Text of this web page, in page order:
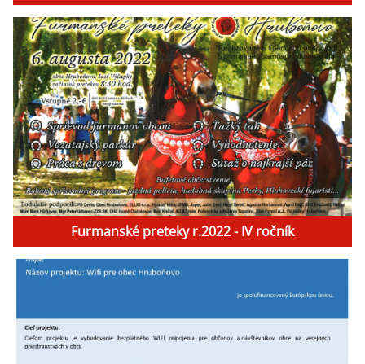
Furmanské preteky r.2022 - IV ročník